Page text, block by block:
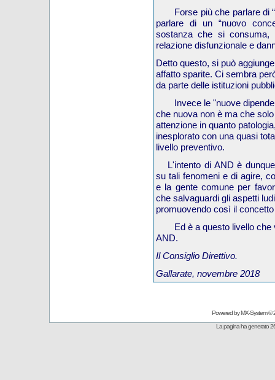
Forse più che parlare di
parlare di un “nuovo
sostanza che si consuma,
relazione disfunzionale e
Detto questo, si può
affatto sparite. Ci sembra
da parte delle istituzioni
Invece le "nuove
che nuova non è ma che
attenzione in quanto
inesplorato con una quasi
livello preventivo.
L'intento di AND è
su tali fenomeni e di agire,
e la gente comune per
che salvaguardi gli aspetti
promuovendo così il
Ed è a questo livello
AND.
Il Consiglio Direttivo.
Gallarate, novembre 2018
Powered byMX-System©
La pagina ha generato